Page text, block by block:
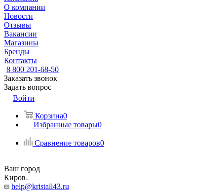
О компании
Новости
Отзывы
Вакансии
Магазины
Бренды
Контакты
8 800 201-68-50
Заказать звонок
Задать вопрос
Войти
Корзина0
Избранные товары0
Сравнение товаров0
Ваш город
Киров
help@kristall43.ru